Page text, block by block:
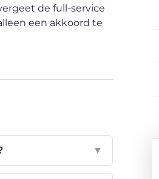
de full-service
een akkoord te
▼